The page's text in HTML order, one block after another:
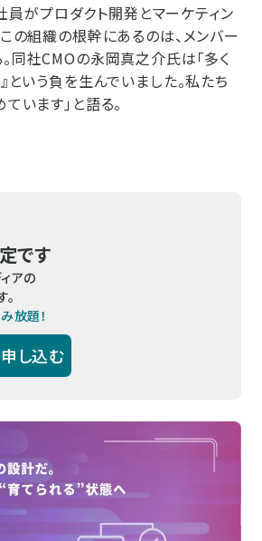
員がプロダクト開発とマーケティン
の組織の根幹にあるのは、メンバー
同社CMOの永岡真之介氏は「多く
いう負を生んでいました。私たち
います」と語る。
です
アの
放題！
し込む